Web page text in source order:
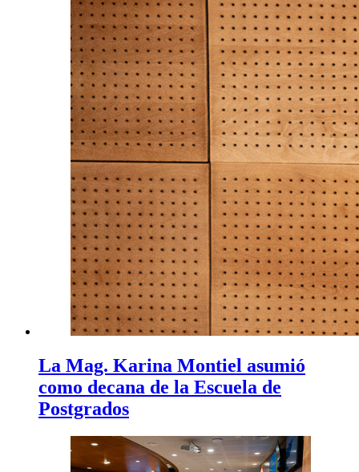
La Mag. Karina Montiel asumió
como decana de la Escuela de
Postgrados